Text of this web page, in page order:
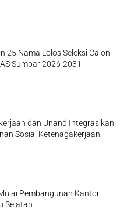
25 Nama Lolos Seleksi Calon
Sumbar 2026-2031
dan Unand Integrasikan
Sosial Ketenagakerjaan
Pembangunan Kantor
Selatan